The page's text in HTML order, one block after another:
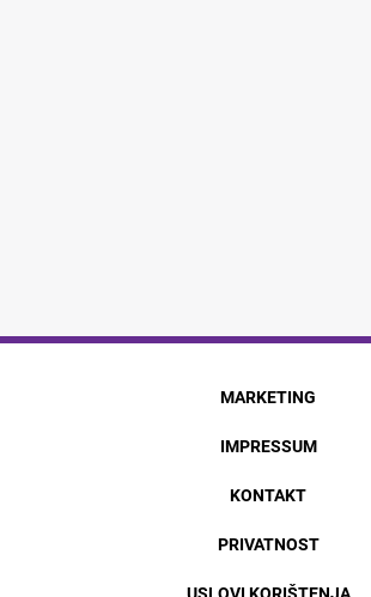
MARKETING
IMPRESSUM
KONTAKT
PRIVATNOST